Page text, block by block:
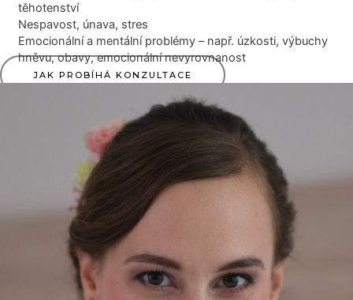
těhotenství
Nespavost, únava, stres
Emocionální a mentální problémy – např. úzkosti, výbuchy
hněvu, obavy, emocionální nevyrovnanost
JAK PROBÍHÁ KONZULTACE